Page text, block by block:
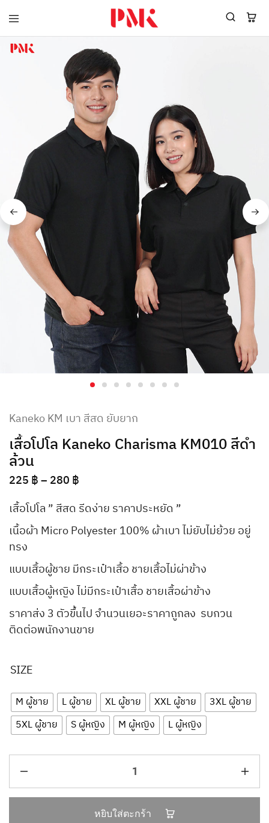
PMK
ผู้
ผลิต
สินค้า
สร้าง
แบรนด์
เสื้อ
โปโล
ยูนิฟอร์ม
พร้อม
โลโก้
ผู้
เสื้อ
โปโล
ยูนิฟอร์ม
บริษัท
มาตรฐาน
ISO9001
และ
อุตสาหกรรม
เขียว
Kaneko KM เบา สีสด ยับยาก
เสื้อโปโล Kaneko Charisma KM010 สีดำ
ล้วน
225 ฿– 280 ฿
เสื้อโปโล ” สีสด รีดง่าย ราคาประหยัด ”
เนื้อผ้า Micro Polyester 100% ผ้าเบา ไม่ยับไม่ย้วย อยู่
ทรง
แบบเสื้อผู้ชาย มีกระเป๋าเสื้อ ชายเสื้อไม่ผ่าข้าง
แบบเสื้อผู้หญิง ไม่มีกระเป๋าเสื้อ ชายเสื้อผ่าข้าง
ราคาส่ง 3 ตัวขึ้นไป จำนวนเยอะราคาถูกลง รบกวน
ติดต่อพนักงานขาย
SIZE
M ผู้ชาย L ผู้ชาย XL ผู้ชาย XXL ผู้ชาย
3XL ผู้ชาย
5XL ผู้ชาย
S ผู้หญิง M ผู้หญิง L ผู้หญิง
หยิบใส่ตะกร้า